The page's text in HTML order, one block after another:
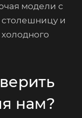
модели с
столешницу и
нам?